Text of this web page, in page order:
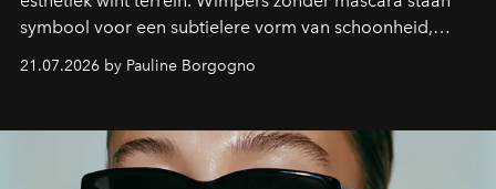
symbool voor een subtielere vorm van schoonheid,
waarin zelfvertrouwen belangrijker is dan een overvloed
aan make-up.
21.07.2026 by Pauline Borgogno